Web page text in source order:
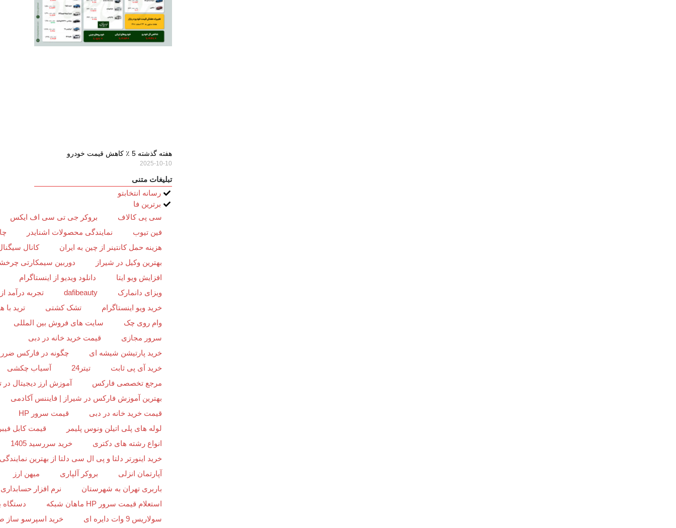
هفته گذشته 5 ٪ کاهش قیمت خودرو
2025-10-10
تبلیغات متنی
رسانه انتخابتو
برترین فا
سی پی کالاف
بروکر جی تی سی اف ایکس
فین تیوب
نمایندگی محصولات اشنایدر
هزینه حمل کانتینر از چین به ایران
کانال
بهترین وکیل در شیراز
دوربین سیمکارتی
افزایش ویو ایتا
دانلود ویدیو از اینستاگرام
ویزای دانمارک
dafibeauty
تجربه درآمد
خرید ویو اینستاگرام
تشک کشتی
ترید
وام روی چک
سایت های فروش بین المللی
سرور مجازی
قیمت خرید خانه در دبی
خرید پارتیشن شیشه ای
چگونه در فارکس ضرر
خرید آی پی ثابت
تیتر24
آسیاب چکشی
مرجع تخصصی فارکس
آموزش ارز دیجیتال در
بهترین آموزش فارکس در شیراز | فایننس آکادمی
قیمت خرید خانه در دبی
قیمت سرور HP
لوله های پلی اتیلن ونوس پلیمر
قیمت کابل
انواع رشته های دکتری
خرید سررسید 1405
خرید اینورتر دلتا و پی ال سی دلتا از بهترین نمایندگی
آپارتمان انزلی
بروکر آلپاری
میهن ارز
باربری تهران به شهرستان
نرم افزار حسابداری
استعلام قیمت سرور HP ماهان شبکه
دستگاه
سولاریس 9 وات دایره ای
خرید اسپرسو ساز